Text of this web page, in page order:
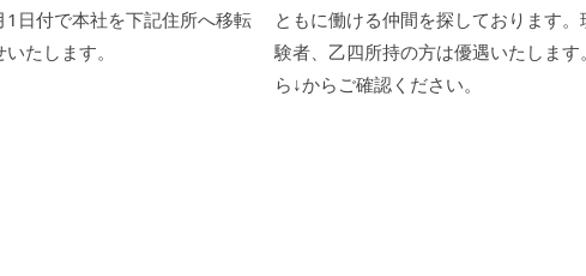
日付で本社を下記住所へ移転
たします。
ともに働ける仲間を探しております
験者、乙四所持の方は優遇いたしま
ら↓からご確認ください。